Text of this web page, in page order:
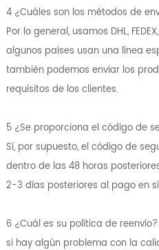
4 ¿Cuáles son los métodos de
Por lo general, usamos DHL,
algunos países usan una línea
también podemos enviar los
requisitos de los clientes.
5 ¿Se proporciona el código de
Sí, por supuesto, el código de
dentro de las 48 horas
2-3 días posteriores al pago en
6 ¿Cuál es su política de reenvío?
si hay algún problema con la